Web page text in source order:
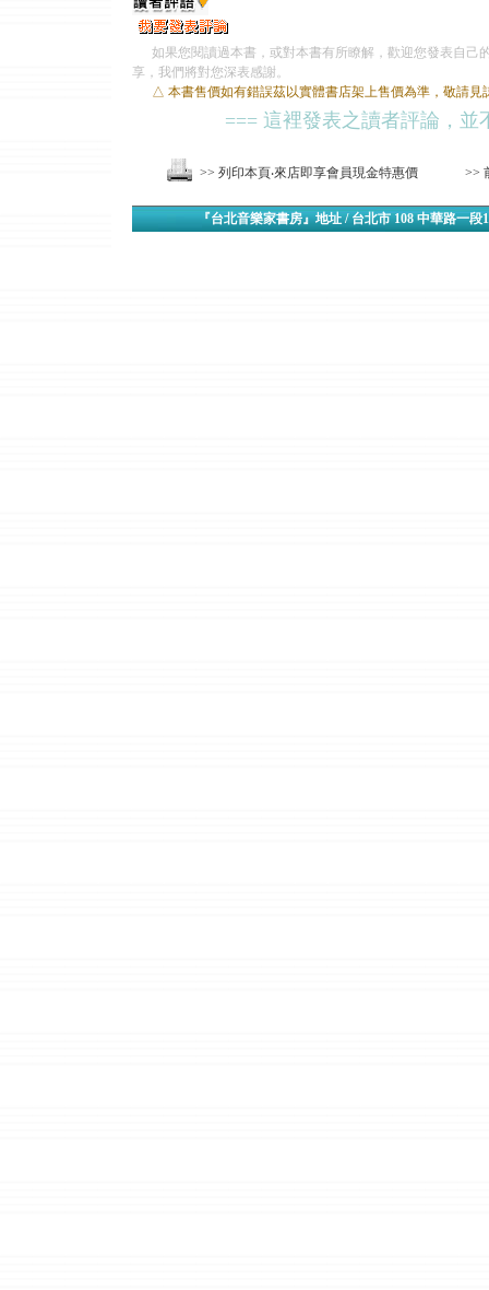
如果您閱讀過本書，或對本書有所瞭解，歡迎您發表自己
享，我們將對您深表感謝。
△ 本書售價如有錯誤茲以實體書店架上售價為準，敬請見
=== 這裡發表之讀者評論，並
>> 列印本頁‧來店即享會員現金特惠價 >>
『台北音樂家書房』地址 / 台北市 108 中華路一段